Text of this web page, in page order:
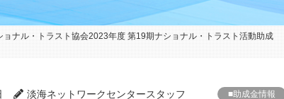
ョナル・トラスト協会2023年度 第19期ナショナル・トラスト活動助成
淡海ネットワークセンタースタッフ ■助成金情報